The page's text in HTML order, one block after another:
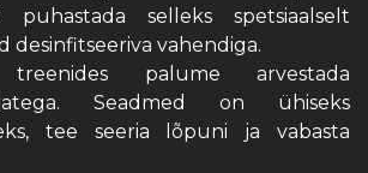
puhastada selleks spetsiaalselt
desinfitseeriva vahendiga.
treenides palume arvestada
Seadmed on ühiseks
tee seeria lõpuni ja vabasta